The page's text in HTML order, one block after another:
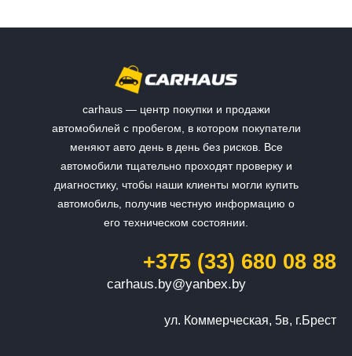
carhaus — центр покупки и продажи
автомобилей с пробегом, в котором покупатели
меняют авто день в день без рисков. Все
автомобили тщательно проходят проверку и
диагностику, чтобы наши клиенты могли купить
автомобиль, получив честную информацию о
его техническом состоянии.
+375 (33) 680 08 88
carhaus.by@yanbex.by
ул. Коммерческая, 5в, г.Брест